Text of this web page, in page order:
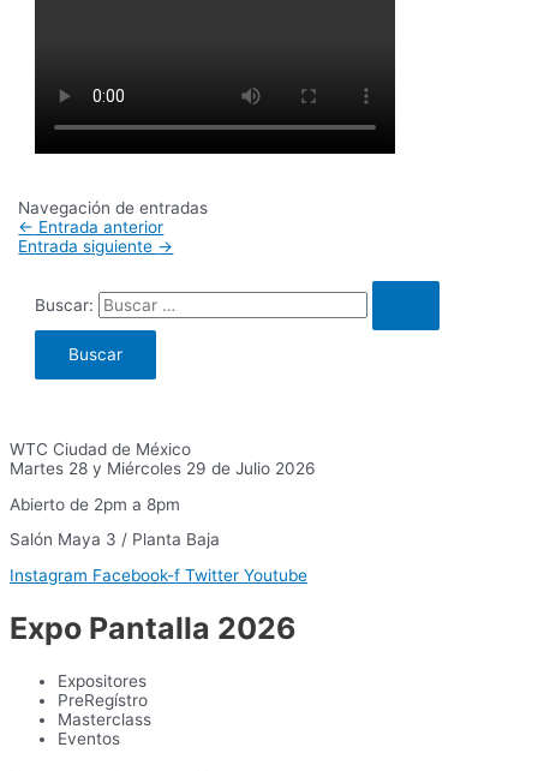
Navegación de entradas
← Entrada anterior
Entrada siguiente →
Buscar:
WTC Ciudad de México
Martes 28 y Miércoles 29 de Julio 2026
Abierto de 2pm a 8pm
Salón Maya 3 / Planta Baja
Instagram Facebook-f Twitter Youtube
Expo Pantalla 2026
Expositores
PreRegístro
Masterclass
Eventos